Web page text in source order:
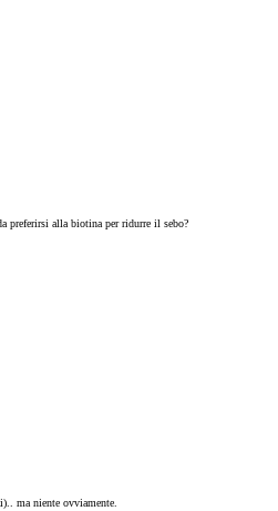
preferirsi alla biotina per ridurre il sebo?
ma niente ovviamente.